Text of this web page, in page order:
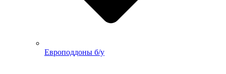
Европоддоны б/у